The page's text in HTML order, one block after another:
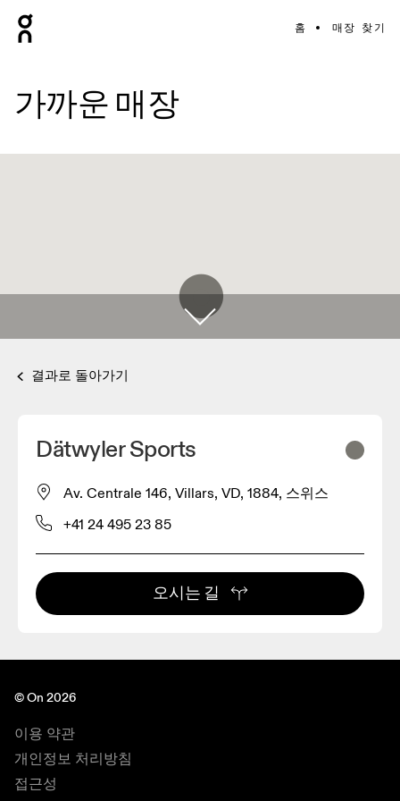
홈 매장 찾기
가까운 매장
결과로 돌아가기
Dätwyler Sports
Av. Centrale 146, Villars, VD, 1884, 스위스
+41 24 495 23 85
오시는 길
© On 2026
이용 약관
개인정보 처리방침
접근성